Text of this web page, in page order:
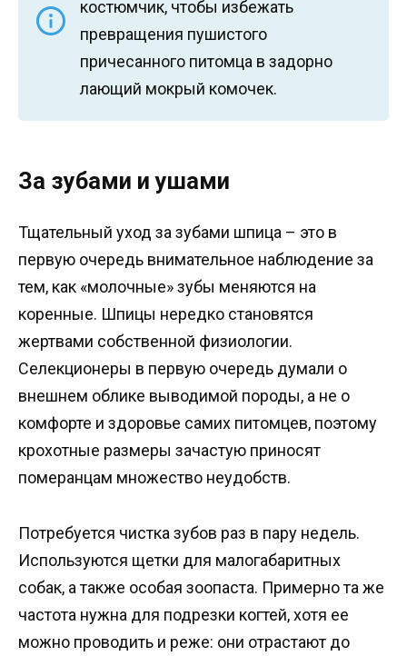
костюмчик, чтобы избежать
превращения пушистого
причесанного питомца в задорно
лающий мокрый комочек.
За зубами и ушами
Тщательный уход за зубами шпица – это в
первую очередь внимательное наблюдение за
тем, как «молочные» зубы меняются на
коренные. Шпицы нередко становятся
жертвами собственной физиологии.
Селекционеры в первую очередь думали о
внешнем облике выводимой породы, а не о
комфорте и здоровье самих питомцев, поэтому
крохотные размеры зачастую приносят
померанцам множество неудобств.
Потребуется чистка зубов раз в пару недель.
Используются щетки для малогабаритных
собак, а также особая зоопаста. Примерно та же
частота нужна для подрезки когтей, хотя ее
можно проводить и реже: они отрастают до